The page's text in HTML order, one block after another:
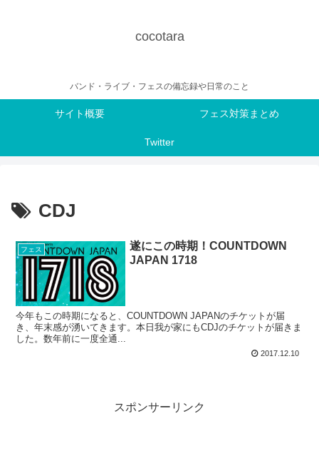
cocotara
バンド・ライブ・フェスの備忘録や日常のこと
サイト概要 フェス対策まとめ
Twitter
CDJ
フェス
遂にこの時期！COUNTDOWN
JAPAN 1718
今年もこの時期になると、COUNTDOWN JAPANのチケットが届
き、年末感が湧いてきます。本日我が家にもCDJのチケットが届きま
した。数年前に一度全通...
2017.12.10
スポンサーリンク